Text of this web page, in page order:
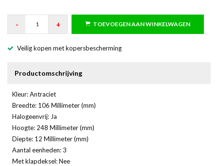
- + TOEVOEGEN AAN WINKELWAGEN
Veilig kopen met kopersbescherming
Productomschrijving
Kleur: Antraciet
Breedte: 106 Millimeter (mm)
Halogeenvrij: Ja
Hoogte: 248 Millimeter (mm)
Diepte: 12 Millimeter (mm)
Aantal eenheden: 3
Met klapdeksel: Nee